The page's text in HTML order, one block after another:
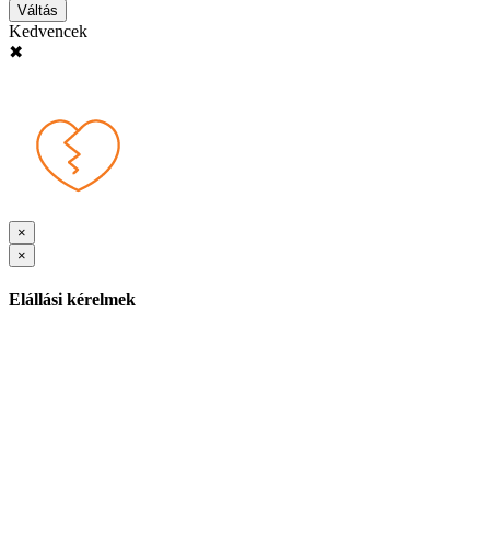
Váltás
Kedvencek
✖
×
×
Elállási kérelmek